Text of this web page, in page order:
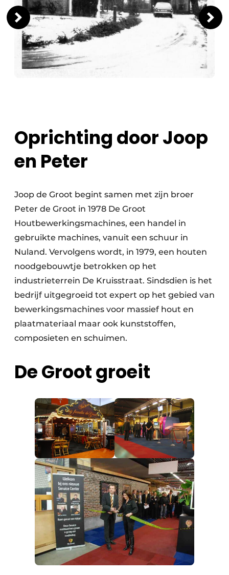
Oprichting door Joop
en Peter
Joop de Groot begint samen met zijn broer
Peter de Groot in 1978 De Groot
Houtbewerkingsmachines, een handel in
gebruikte machines, vanuit een schuur in
Nuland. Vervolgens wordt, in 1979, een houten
noodgebouwtje betrokken op het
industrieterrein De Kruisstraat. Sindsdien is het
bedrijf uitgegroeid tot expert op het gebied van
bewerkingsmachines voor massief hout en
plaatmateriaal maar ook kunststoffen,
composieten en schuimen.
De Groot groeit